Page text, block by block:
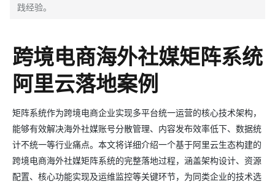
践经验。
跨境电商海外社媒矩阵系统
阿里云落地案例
矩阵系统作为跨境电商企业实现多平台统一运营的核心技术架构，
能够有效解决海外社媒账号分散管理、内容发布效率低下、数据统
计不统一等行业痛点。本文将详细介绍一个基于阿里云生态构建的
跨境电商海外社媒矩阵系统的完整落地过程，涵盖架构设计、资源
配置、核心功能实现及运维监控等关键环节，为同类企业的技术选